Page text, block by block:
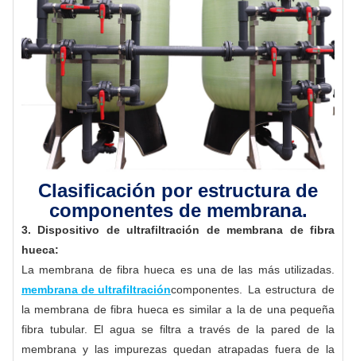
Clasificación por estructura de
componentes de membrana.
3. Dispositivo de ultrafiltración de membrana de fibra
hueca:
La membrana de fibra hueca es una de las más utilizadas.
membrana de ultrafiltracióncomponentes. La estructura de
la membrana de fibra hueca es similar a la de una pequeña
fibra tubular. El agua se filtra a través de la pared de la
membrana y las impurezas quedan atrapadas fuera de la